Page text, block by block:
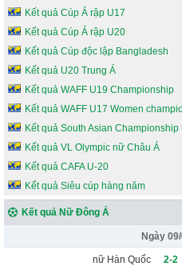
Kết quả Cúp Ả rập U17
Kết quả Cúp Ả rập U20
Kết quả Cúp độc lập Bangladesh
Kết quả U20 Trung Á
Kết quả WAFF U19 Championship
Kết quả WAFF U17 Women
Kết quả South Asian Championship
Kết quả VL Olympic nữ Châu Á
Kết quả CAFA U-20
Kết quả Siêu cúp hàng năm
Kết quả Nữ Đông Á
Ngày
nữ Hàn Quốc 2-2